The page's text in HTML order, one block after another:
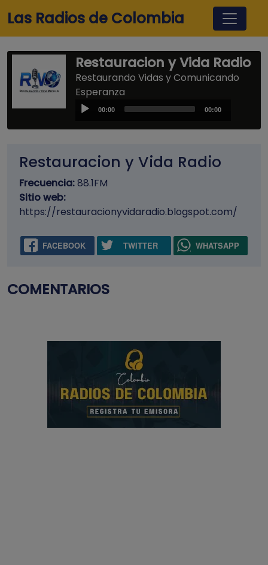
Pasar al contenido principal
Las Radios de Colombia
Restauracion y Vida Radio
Restaurando Vidas y Comunicando
Esperanza
Audio00:00 00:00
Restauracion y Vida Radio
Frecuencia:88.1FM
Sitio web:
https://restauracionyvidaradio.blogspot.com/
FACEBOOK TWITTER WHATSAPP
COMENTARIOS